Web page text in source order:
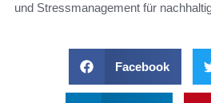
und Stressmanagement für
Facebook